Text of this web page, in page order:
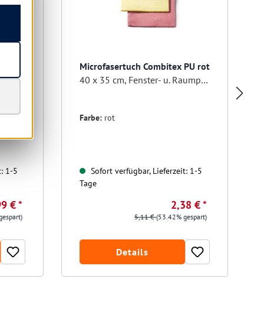
1-5
€ *
Microfasertuch Combitex PU rot
40 x 35 cm, Fenster- u. Raumpflegetuch
Farbe: rot
Sofort verfügbar, Lieferzeit: 1-5
Tage
2,38 € *
5,11 €(53.42% gespart)
Details